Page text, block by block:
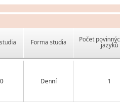
Forma studia Počet
jazyků
Denní 1